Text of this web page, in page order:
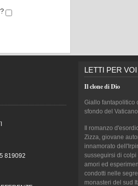
819092
LETTI PER VOI
Il clone di Dio
Giallo fantapolitico
sfondo del
Il romanzo
Zizza, giovane
innamorato
susseguirsi di colpi
amori ed
condotti nelle
monasteri del sud